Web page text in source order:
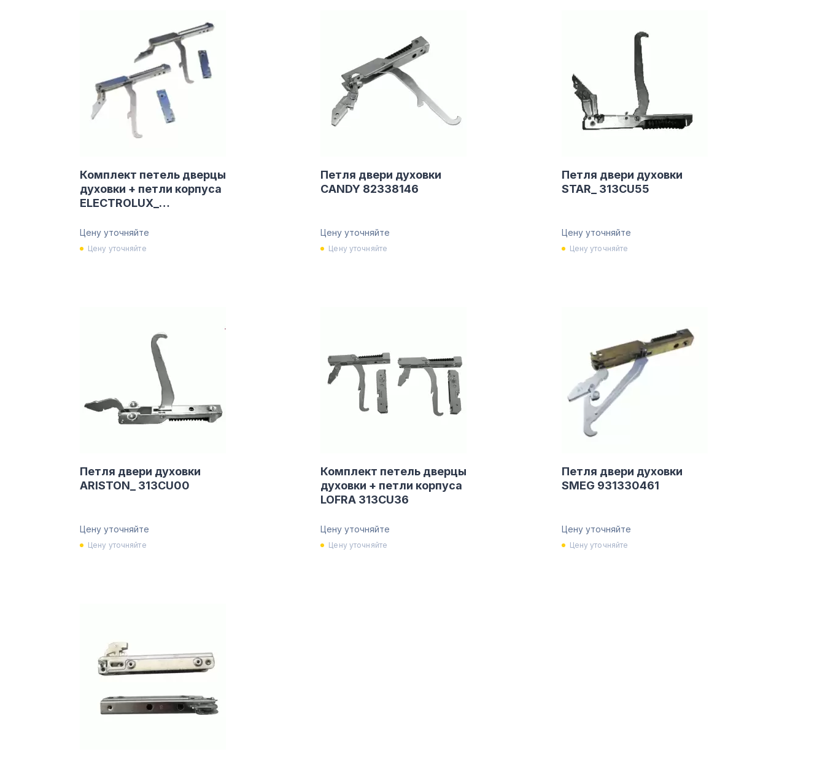
Комплект петель дверцы
духовки + петли корпуса
ELECTROLUX_
Цену уточняйте
Цену уточняйте
Петля двери духовки
CANDY 82338146
Цену уточняйте
Цену уточняйте
Петля двери духовки
STAR_ 313CU55
Цену уточняйте
Цену уточняйте
Петля двери духовки
ARISTON_ 313CU00
Цену уточняйте
Цену уточняйте
Комплект петель дверцы
духовки + петли корпуса
LOFRA 313CU36
Цену уточняйте
Цену уточняйте
Петля двери духовки
SMEG 931330461
Цену уточняйте
Цену уточняйте